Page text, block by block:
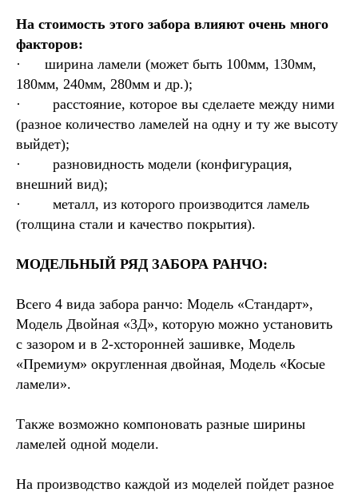
На стоимость этого забора влияют очень много
факторов:
· ширина ламели (может быть 100мм, 130мм,
180мм, 240мм, 280мм и др.);
· расстояние, которое вы сделаете между ними
(разное количество ламелей на одну и ту же высоту
выйдет);
· разновидность модели (конфигурация,
внешний вид);
· металл, из которого производится ламель
(толщина стали и качество покрытия).
МОДЕЛЬНЫЙ РЯД ЗАБОРА РАНЧО:
Всего 4 вида забора ранчо: Модель «Стандарт»,
Модель Двойная «3Д», которую можно установить
с зазором и в 2-хсторонней зашивке, Модель
«Премиум» округленная двойная, Модель «Косые
ламели».
Также возможно компоновать разные ширины
ламелей одной модели.
На производство каждой из моделей пойдет разное